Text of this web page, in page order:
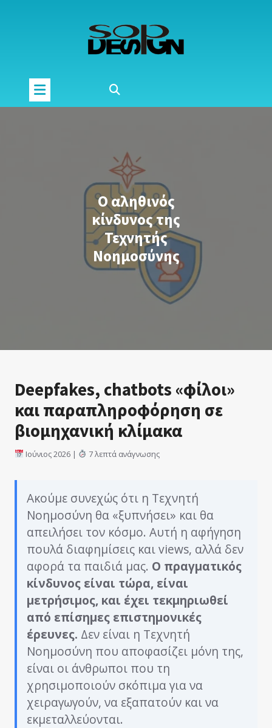
Ο αληθινός
κίνδυνος της
Τεχνητής
Νοημοσύνης
Deepfakes, chatbots «φίλοι»
και παραπληροφόρηση σε
βιομηχανική κλίμακα
Ιούνιος 2026 | 7 λεπτά ανάγνωσης
Ακούμε συνεχώς ότι η Τεχνητή
Νοημοσύνη θα «ξυπνήσει» και θα
απειλήσει τον κόσμο. Αυτή η αφήγηση
πουλά διαφημίσεις και views, αλλά δεν
αφορά τα παιδιά μας. Ο πραγματικός
κίνδυνος είναι τώρα, είναι
μετρήσιμος, και έχει τεκμηριωθεί
από επίσημες επιστημονικές
έρευνες. Δεν είναι η Τεχνητή
Νοημοσύνη που αποφασίζει μόνη της,
είναι οι άνθρωποι που τη
χρησιμοποιούν σκόπιμα για να
χειραγωγούν, να εξαπατούν και να
εκμεταλλεύονται.